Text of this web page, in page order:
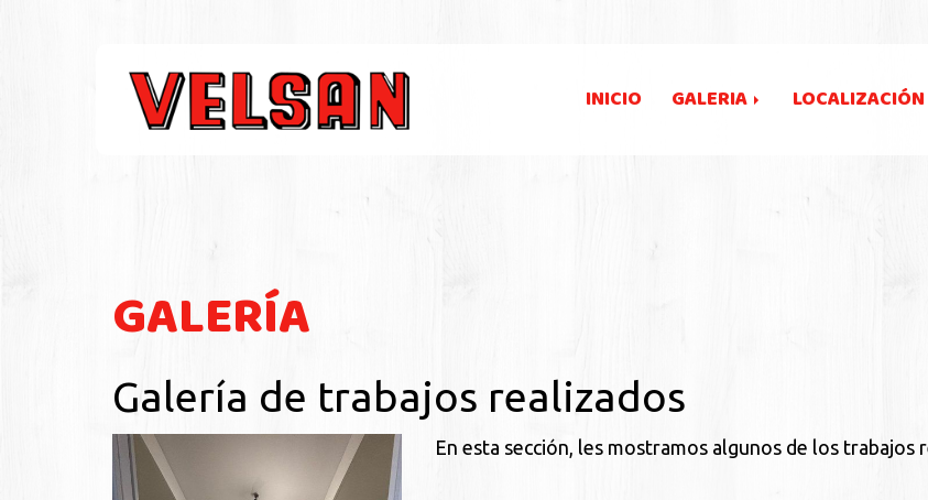
INICIO GALERIA LOCALIZACIÓN
GALERÍA
Galería de trabajos realizados
En esta sección, les mostramos algunos de los trabajos